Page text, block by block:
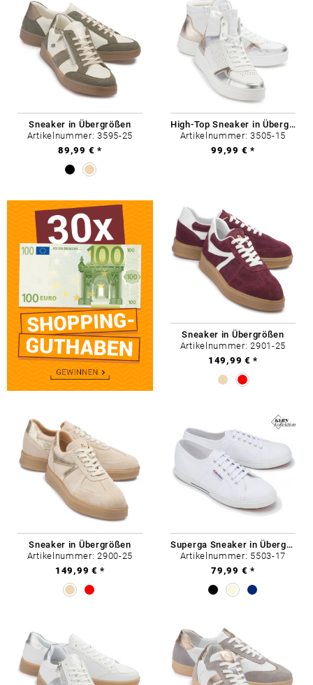
Sneaker in Übergrößen
Artikelnummer: 3595-25
89,99 € *
High-Top Sneaker in Übergrößen
Artikelnummer: 3505-15
99,99 € *
Sneaker in Übergrößen
Artikelnummer: 2901-25
149,99 € *
Sneaker in Übergrößen
Artikelnummer: 2900-25
149,99 € *
Superga Sneaker in Übergrößen
Artikelnummer: 5503-17
79,99 € *